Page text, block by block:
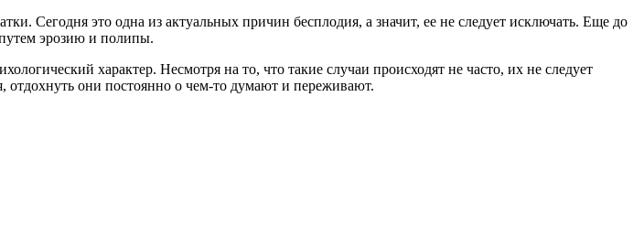
Сегодня это одна из актуальных причин бесплодия, а значит, ее не следует исключать. Еще до
путем эрозию и полипы.
характер. Несмотря на то, что такие случаи происходят не часто, их не следует
они постоянно о чем-то думают и переживают.